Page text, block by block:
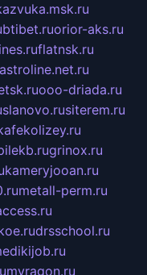
orior-aks.ru
flatnsk.ru
astroline.net.ru
ooo-driada.ru
siterem.ru
grinox.ru
kameryjooan.ru
metall-perm.ru
drsschool.ru
myragon.ru